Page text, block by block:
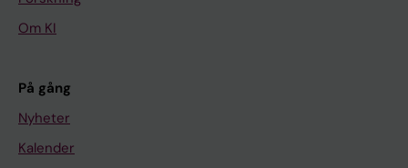
Om KI
På gång
Nyheter
Kalender